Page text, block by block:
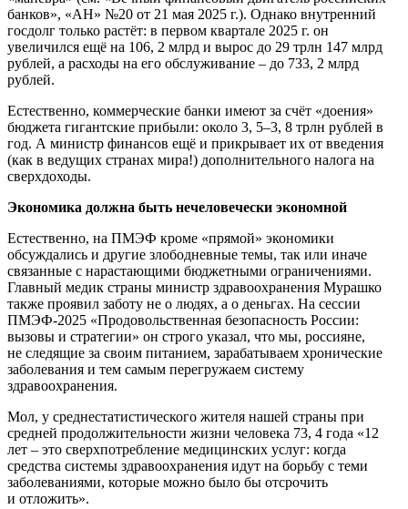
банков», «АН» №20 от 21 мая 2025 г.). Однако внутренний
госдолг только растёт: в первом квартале 2025 г. он
увеличился ещё на 106, 2 млрд и вырос до 29 трлн 147 млрд
рублей, а расходы на его обслуживание – до 733, 2 млрд
рублей.
Естественно, коммерческие банки имеют за счёт «доения»
бюджета гигантские прибыли: около 3, 5–3, 8 трлн рублей в
год. А министр финансов ещё и прикрывает их от введения
(как в ведущих странах мира!) дополнительного налога на
сверхдоходы.
Экономика должна быть нечеловечески экономной
Естественно, на ПМЭФ кроме «прямой» экономики
обсуждались и другие злободневные темы, так или иначе
связанные с нарастающими бюджетными ограничениями.
Главный медик страны министр здравоохранения Мурашко
также проявил заботу не о людях, а о деньгах. На сессии
ПМЭФ-2025 «Продовольственная безопасность России:
вызовы и стратегии» он строго указал, что мы, россияне,
не следящие за своим питанием, зарабатываем хронические
заболевания и тем самым перегружаем систему
здравоохранения.
Мол, у среднестатистического жителя нашей страны при
средней продолжительности жизни человека 73, 4 года «12
лет – это сверхпотребление медицинских услуг: когда
средства системы здравоохранения идут на борьбу с теми
заболеваниями, которые можно было бы отсрочить
и отложить».